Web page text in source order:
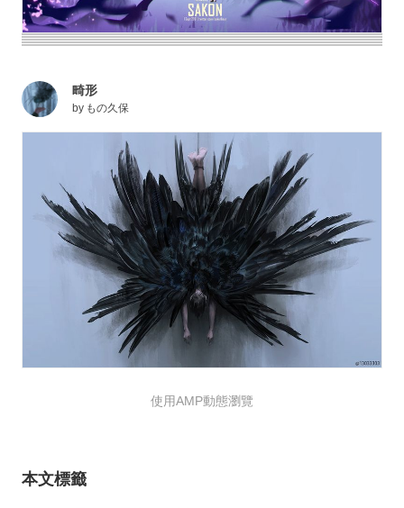
畸形
by もの久保
使用AMP動態瀏覽
本文標籤